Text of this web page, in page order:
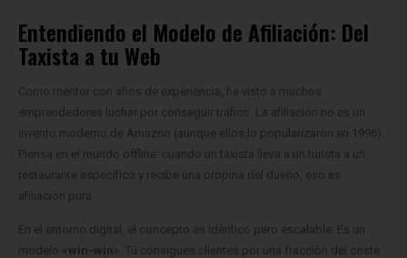
Entendiendo el Modelo de Afiliación: Del
Taxista a tu Web
Como mentor con años de experiencia, he visto a muchos
emprendedores luchar por conseguir tráfico. La afiliación no es un
invento moderno de Amazon (aunque ellos lo popularizaron en 1996).
Piensa en el mundo offline: cuando un taxista lleva a un turista a un
restaurante específico y recibe una propina del dueño, eso es
afiliación pura.
En el entorno digital, el concepto es idéntico pero escalable. Es un
modelo «win-win» . Tú consigues clientes por una fracción del coste